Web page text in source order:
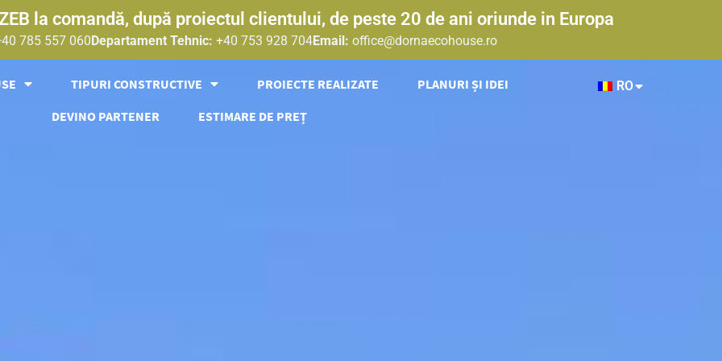
la comandă, după proiectul clientului, de peste 20 de ani oriunde in Europa
785 557 060Departament Tehnic: +40 753 928 704Email: office@dornaecohouse.ro
TIPURI CONSTRUCTIVE PROIECTE REALIZATE
PLANURI ȘI IDEI
DEVINO PARTENER
ESTIMARE DE PREȚ
RO